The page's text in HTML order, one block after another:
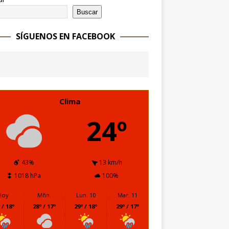
Buscar
SÍGUENOS EN FACEBOOK
Clima
24º
43%
13 km/h
1018 hPa
100%
/ 18º
Mñn.
28º / 17º
Lun. 10
29º / 18º
Mar. 11
29º / 17º